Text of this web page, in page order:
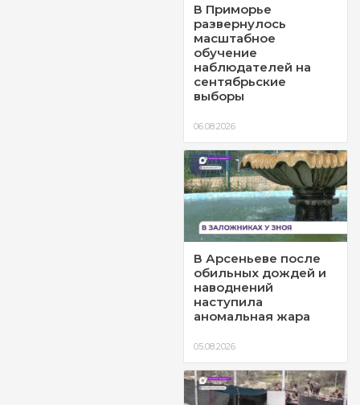
В Приморье
развернулось
масштабное
обучение
наблюдателей на
сентябрьские
выборы
06.08.2026
В Арсеньеве после
обильных дождей и
наводнений
наступила
аномальная жара
05.08.2026